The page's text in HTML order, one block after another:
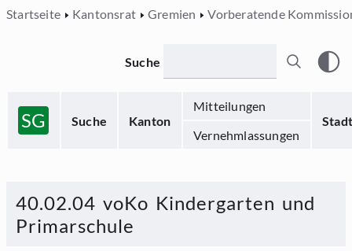
Startseite Kantonsrat Gremien Vorberatende
SG Suche Kanton
Mitteilungen
Stadt
Vernehmlassungen
Suche
40.02.04 voKo Kindergarten und
Primarschule